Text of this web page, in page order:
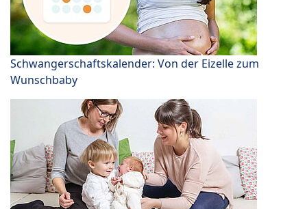
Schwangerschaftskalender: Von der Eizelle zum
Wunschbaby